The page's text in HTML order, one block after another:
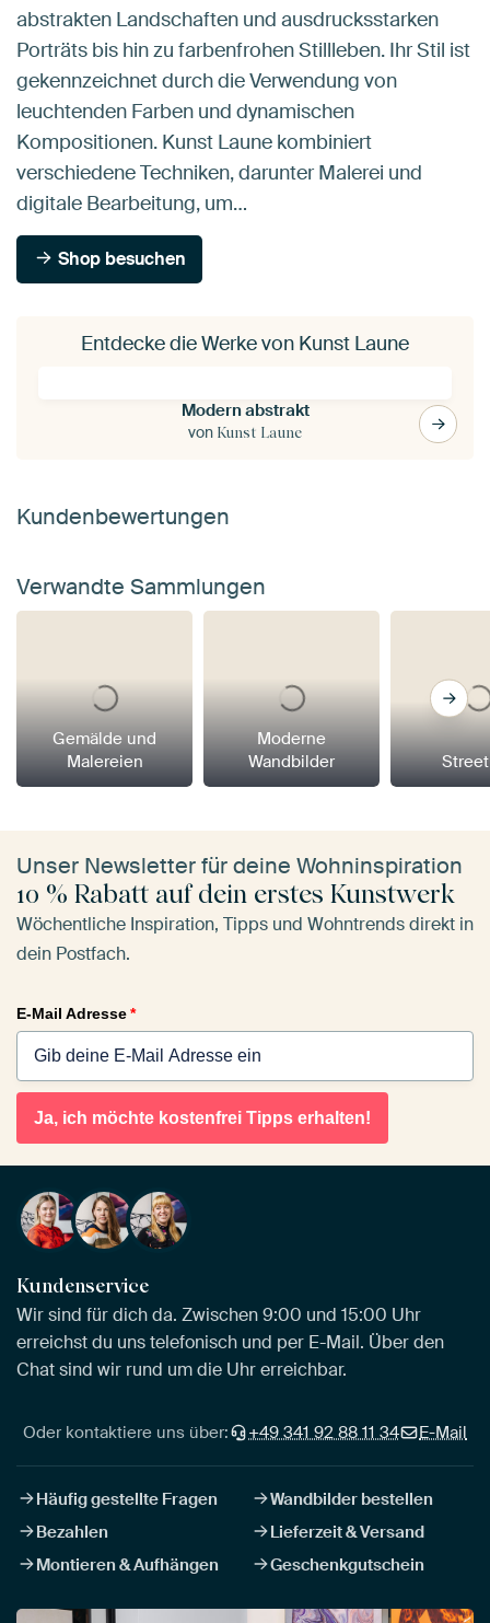
abstrakten Landschaften und ausdrucksstarken
Porträts bis hin zu farbenfrohen Stillleben. Ihr Stil ist
gekennzeichnet durch die Verwendung von
leuchtenden Farben und dynamischen
Kompositionen. Kunst Laune kombiniert
verschiedene Techniken, darunter Malerei und
digitale Bearbeitung, um…
Shop besuchen
Entdecke die Werke von Kunst Laune
Modern abstrakt
von Kunst Laune
Kundenbewertungen
Verwandte Sammlungen
Gemälde und
Malereien
Moderne
Wandbilder
Unser Newsletter für deine Wohninspiration
10 % Rabatt auf dein erstes Kunstwerk
Wöchentliche Inspiration, Tipps und Wohntrends direkt in
dein Postfach.
E-Mail Adresse*
Ja, ich möchte kostenfrei Tipps erhalten!
Kundenservice
Wir sind für dich da. Zwischen 9:00 und 15:00 Uhr
erreichst du uns telefonisch und per E-Mail. Über den
Chat sind wir rund um die Uhr erreichbar.
Oder kontaktiere uns über: +49 341 92 88 11 34 E-Mail
Häufig gestellte Fragen
Wandbilder bestellen
Bezahlen
Lieferzeit & Versand
Montieren & Aufhängen
Geschenkgutschein